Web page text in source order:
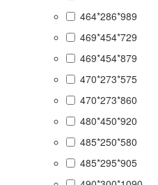
464*286*989
469*454*729
469*454*879
470*273*575
470*273*860
480*450*920
485*250*580
485*295*905